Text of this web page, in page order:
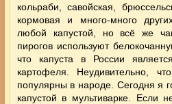
кольраби, савойская,
кормовая и много-много
любой капустой, но всё же
пирогов используют
что капуста в России
картофеля. Неудивительно,
популярны в народе. Сегодня я
капустой в мультиварке. Если